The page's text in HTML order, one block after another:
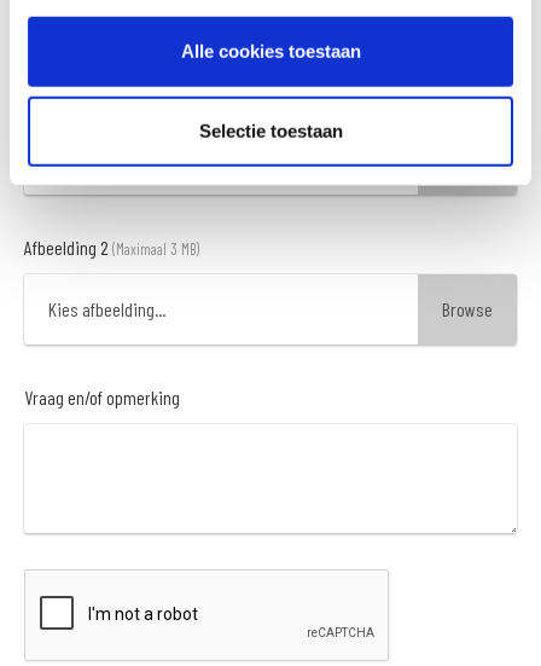
Alle cookies toestaan
Selectie toestaan
Afbeelding 1(Maximaal 3 MB)
Kies afbeelding...
Afbeelding 2 (Maximaal 3 MB)
Kies afbeelding...
Vraag en/of opmerking